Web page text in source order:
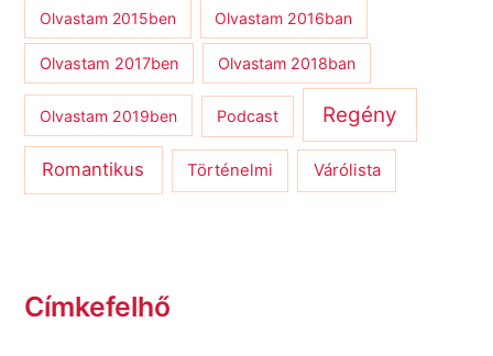
Olvastam 2015ben Olvastam 2016ban
Olvastam 2017ben Olvastam 2018ban
Olvastam 2019ben Podcast Regény
Romantikus Történelmi Várólista
Címkefelhő